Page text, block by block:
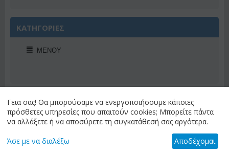
ΚΑΤΗΓΟΡΙΕΣ
ΜΕΝΟΎ
ΠΡΟΣΦΟΡΕΣ ΕΒΔΟΜΑΔΟΣ
Γεια σας! Θα μπορούσαμε να ενεργοποιήσουμε κάποιες
πρόσθετες υπηρεσίες που απαιτούν cookies; Μπορείτε πάντα
να αλλάξετε ή να αποσύρετε τη συγκατάθεσή σας αργότερα.
Άσε με να διαλέξω Αποδέχομαι